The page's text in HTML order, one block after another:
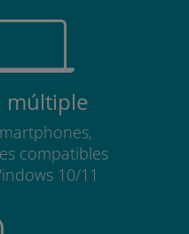
múltiple
compatibles
10/11